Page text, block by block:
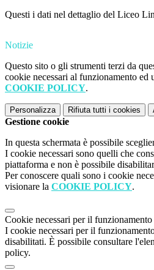
Questi i dati nel dettaglio del Liceo
Notizie
Questo sito o gli strumenti terzi da
cookie necessari al funzionamento
COOKIE POLICY.
Personalizza Rifiuta tutti i cookies
Gestione cookie
In questa schermata è possibile
I cookie necessari sono quelli che
piattaforma e non è possibile
Per conoscere quali sono i cookie
visionare la COOKIE POLICY.
Cookie necessari per il funzionamento
I cookie necessari per il
disabilitati. È possibile consultare
policy.